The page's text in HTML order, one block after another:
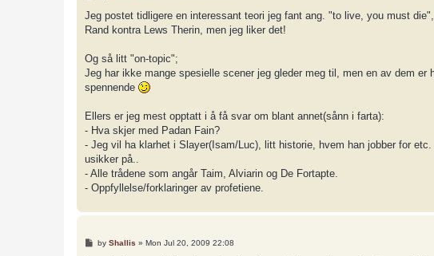
s
Jeg postet tidligere en interessant teori jeg fant ang. "to live, you must
Rand kontra Lews Therin, men jeg liker det!
Og så litt "on-topic";
Jeg har ikke mange spesielle scener jeg gleder meg til, men en av dem
spennende
Ellers er jeg mest opptatt i å få svar om blant annet(sånn i farta):
- Hva skjer med Padan Fain?
- Jeg vil ha klarhet i Slayer(Isam/Luc), litt historie, hvem han jobber for
usikker på..
- Alle trådene som angår Taim, Alviarin og De Fortapte.
- Oppfyllelse/forklaringer av profetiene.
Pby Shallis » Mon Jul 20, 2009 22:08